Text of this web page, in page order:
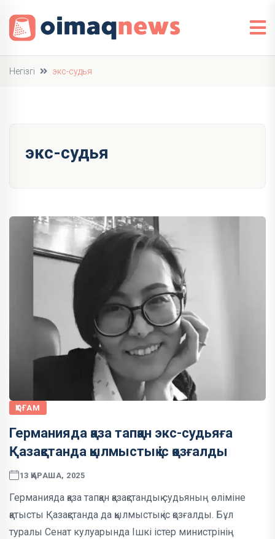
Негізгі экс-судья
экс-судья
ҚОҒАМ
Германияда қаза тапқан экс-судьяға
Қазақстанда қылмыстық іс қозғалды
13 ҚАРАША, 2025
Германияда қаза тапқан қазақстандық судьяның өліміне
қатысты Қазақстанда да қылмыстық іс қозғалды. Бұл
туралы Сенат кулуарында Ішкі істер министрінің